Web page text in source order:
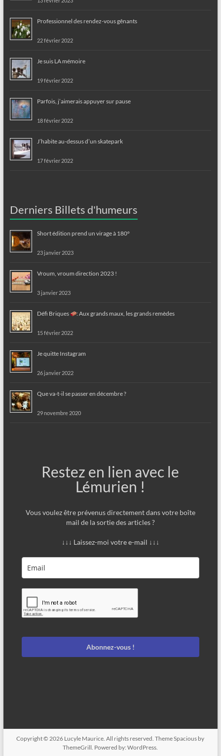
Professionnel des rendez-vous gênants
22 février 2022
Je suis LA mémoire
19 février 2022
Parfois, j’aimerais appuyer sur pause
18 février 2022
J’habite au-dessus d’un skatepark
17 février 2022
Derniers Billets d'humeurs
Short édition prend un virage à 180°
23 janvier 2023
Vroum, vroum direction 2023 !
3 janvier 2023
Défi Briques : Aux grands maux, les grands remèdes
15 février 2022
Je quitte Instagram
26 janvier 2022
Que va-t-il se passer en décembre ?
29 novembre 2020
Restez en lien avec le
Lémurien !
Vous voulez être prévenus directement dans votre boîte
mail de la sortie des articles ?
↓↓↓ Laissez-moi votre e-mail ↓↓↓
Abonnez-vous !
Copyright © 2026 Lucyle Maurice. All rights reserved. ThemeSpacious by
ThemeGrill. Powered by:WordPress.